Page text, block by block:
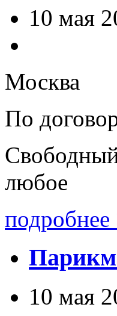
10 мая
Москва
По
любое
подробнее
10 мая